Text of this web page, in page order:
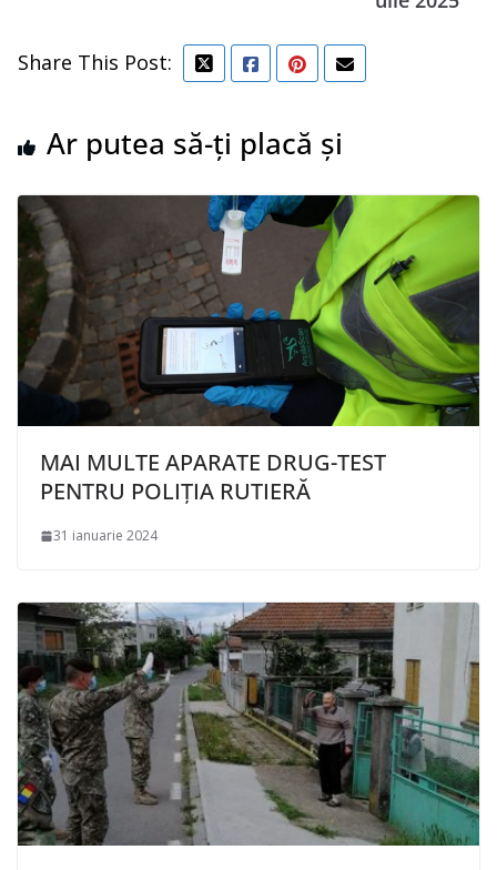
Share This Post:
Ar putea să-ți placă și
MAI MULTE APARATE DRUG-TEST
PENTRU POLIȚIA RUTIERĂ
31 ianuarie 2024